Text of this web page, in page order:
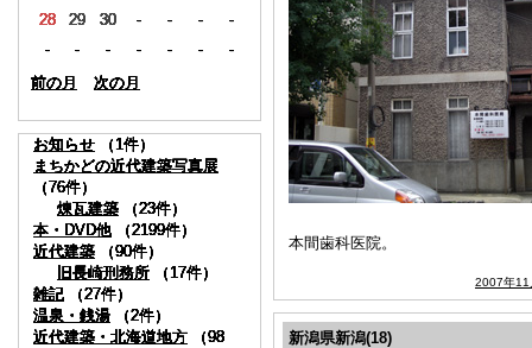
28
29 30 - - -
-
-
- - - - -
-
前の月
次の月
お知らせ （1件）
まちかどの近代建築写真展
（76件）
煉瓦建築 （23件）
本・DVD他 （2199件）
近代建築 （90件）
旧長崎刑務所 （17件）
雑記 （27件）
温泉・銭湯 （2件）
近代建築・北海道地方 （98
本間歯科医院。
2007年11
28
29 30 - - -
-
-
- - - - -
-
前の月
次の月
お知らせ （1件）
まちかどの近代建築写真展
（76件）
煉瓦建築 （23件）
本・DVD他 （2199件）
近代建築 （90件）
旧長崎刑務所 （17件）
雑記 （27件）
温泉・銭湯 （2件）
近代建築・北海道地方 （98
新潟県新潟(18)
28
29 30 - - -
-
-
- - - - -
-
前の月
次の月
お知らせ （1件）
まちかどの近代建築写真展
（76件）
煉瓦建築 （23件）
本・DVD他 （2199件）
近代建築 （90件）
旧長崎刑務所 （17件）
雑記 （27件）
温泉・銭湯 （2件）
近代建築・北海道地方 （98
28
29 30 - - -
-
-
- - - - -
-
前の月
次の月
お知らせ （1件）
まちかどの近代建築写真展
（76件）
煉瓦建築 （23件）
本・DVD他 （2199件）
近代建築 （90件）
旧長崎刑務所 （17件）
雑記 （27件）
温泉・銭湯 （2件）
近代建築・北海道地方 （98
28
29 30 - - -
-
-
- - - - -
-
前の月
次の月
お知らせ （1件）
まちかどの近代建築写真展
（76件）
煉瓦建築 （23件）
本・DVD他 （2199件）
近代建築 （90件）
旧長崎刑務所 （17件）
雑記 （27件）
温泉・銭湯 （2件）
近代建築・北海道地方 （98
28
29 30 - - -
-
-
- - - - -
-
前の月
次の月
お知らせ （1件）
まちかどの近代建築写真展
（76件）
煉瓦建築 （23件）
本・DVD他 （2199件）
近代建築 （90件）
旧長崎刑務所 （17件）
雑記 （27件）
温泉・銭湯 （2件）
近代建築・北海道地方 （98
28
29 30 - - -
-
-
- - - - -
-
前の月
次の月
お知らせ （1件）
まちかどの近代建築写真展
（76件）
煉瓦建築 （23件）
本・DVD他 （2199件）
近代建築 （90件）
旧長崎刑務所 （17件）
雑記 （27件）
温泉・銭湯 （2件）
近代建築・北海道地方 （98
28
29 30 - - -
-
-
- - - - -
-
前の月
次の月
お知らせ （1件）
まちかどの近代建築写真展
（76件）
煉瓦建築 （23件）
本・DVD他 （2199件）
近代建築 （90件）
旧長崎刑務所 （17件）
雑記 （27件）
温泉・銭湯 （2件）
近代建築・北海道地方 （98
28
29 30 - - -
-
-
- - - - -
-
前の月
次の月
お知らせ （1件）
まちかどの近代建築写真展
（76件）
煉瓦建築 （23件）
本・DVD他 （2199件）
近代建築 （90件）
旧長崎刑務所 （17件）
雑記 （27件）
温泉・銭湯 （2件）
近代建築・北海道地方 （98
28
29 30 - - -
-
-
- - - - -
-
前の月
次の月
お知らせ （1件）
まちかどの近代建築写真展
（76件）
煉瓦建築 （23件）
本・DVD他 （2199件）
近代建築 （90件）
旧長崎刑務所 （17件）
雑記 （27件）
温泉・銭湯 （2件）
近代建築・北海道地方 （98